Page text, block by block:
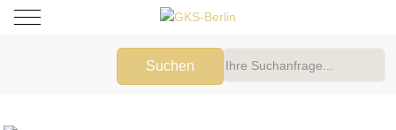
Mobile Menu Toggle
Suchen